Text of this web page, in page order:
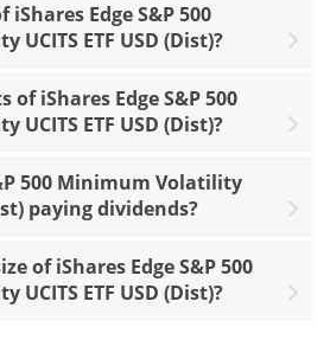
Edge S&P 500
ETF USD (Dist)?
of iShares Edge S&P 500
ETF USD (Dist)?
500 Minimum Volatility
paying dividends?
of iShares Edge S&P 500
ETF USD (Dist)?